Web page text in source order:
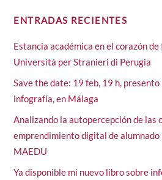
ENTRADAS RECIENTES
Estancia académica en el corazón
Università per Stranieri di Perugia
Save the date: 19 feb, 19 h,
infografía, en Málaga
Analizando la autopercepción de las
emprendimiento digital de
MAEDU
Ya disponible mi nuevo libro sobre